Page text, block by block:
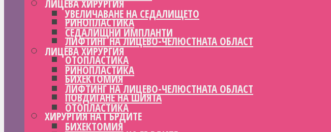
ЛИЦЕВА ХИРУРГИЯ
РИНОПЛАСТИКА
ЛИФТИНГ НА ЛИЦЕВО-ЧЕЛЮСТНАТА ОБЛАСТ
ОТОПЛАСТИКА
БИХЕКТОМИЯ
ПОВДИГАНЕ НА ШИЯТА
ХИРУРГИЯ НА ГЪРДИТЕ
УВЕЛИЧАВАНЕ НА СЕДАЛИЩЕТО
СЕДАЛИЩНИ ИМПЛАНТИ
ЛИЦЕВА ХИРУРГИЯ
РИНОПЛАСТИКА
ЛИФТИНГ НА ЛИЦЕВО-ЧЕЛЮСТНАТА ОБЛАСТ
ОТОПЛАСТИКА
БИХЕКТОМИЯ